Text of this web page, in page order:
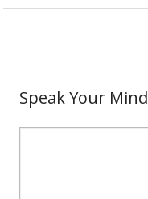
Speak Your Mind